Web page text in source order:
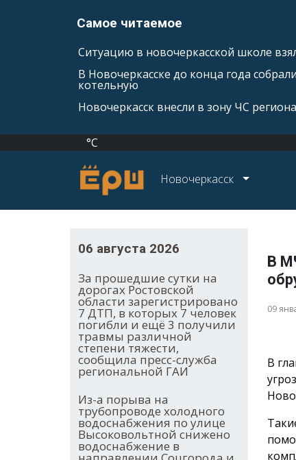
Самое читаемое
Ситуацию в новочеркасской школе
В Новочеркасске до конца года
котельную
Новочеркасск внесли в зону ЧС
°C
Новочеркасск
06 августа 2026
За прошедшие сутки на
дорогах Ростовской
области зарегистрировано
7 ДТП, в которых 7 человек
погибли и ещё 3 получили
травмы различной
степени тяжести,
сообщила пресс-служба
региональной ГАИ
Из-а порыва на
трубопроводе холодного
водоснабжения по улице
Высоковольтной снижено
водоснабжение в
В
09
В